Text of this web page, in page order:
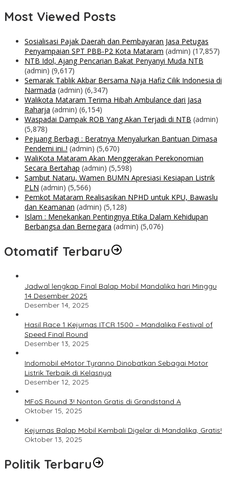
Most Viewed Posts
Sosialisasi Pajak Daerah dan Pembayaran Jasa Petugas
Penyampaian SPT PBB-P2 Kota Mataram (admin) (17,857)
NTB Idol, Ajang Pencarian Bakat Penyanyi Muda NTB
(admin) (9,617)
Semarak Tablik Akbar Bersama Naja Hafiz Cilik Indonesia di
Narmada (admin) (6,347)
Walikota Mataram Terima Hibah Ambulance dari Jasa
Raharja (admin) (6,154)
Waspadai Dampak ROB Yang Akan Terjadi di NTB (admin)
(5,878)
Pejuang Berbagi : Beratnya Menyalurkan Bantuan Dimasa
Pendemi ini..! (admin) (5,670)
WaliKota Mataram Akan Menggerakan Perekonomian
Secara Bertahap (admin) (5,598)
Sambut Nataru, Wamen BUMN Apresiasi Kesiapan Listrik
PLN (admin) (5,566)
Pemkot Mataram Realisasikan NPHD untuk KPU, Bawaslu
dan Keamanan (admin) (5,128)
Islam : Menekankan Pentingnya Etika Dalam Kehidupan
Berbangsa dan Bernegara (admin) (5,076)
Otomatif Terbaru
Jadwal lengkap Final Balap Mobil Mandalika hari Minggu
14 Desember 2025
Desember 14, 2025
Hasil Race 1 Kejurnas ITCR 1500 – Mandalika Festival of
Speed Final Round
Desember 13, 2025
Indomobil eMotor Tyranno Dinobatkan Sebagai Motor
Listrik Terbaik di Kelasnya
Desember 12, 2025
MFoS Round 3! Nonton Gratis di Grandstand A
Oktober 15, 2025
Kejurnas Balap Mobil Kembali Digelar di Mandalika, Gratis!
Oktober 13, 2025
Politik Terbaru